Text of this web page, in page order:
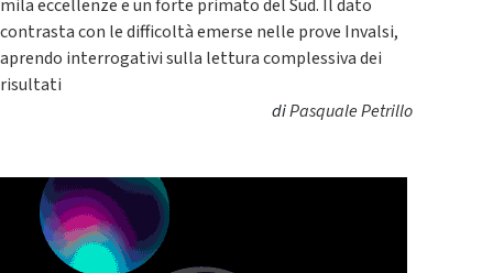
mila eccellenze e un forte primato del Sud. Il dato
contrasta con le difficoltà emerse nelle prove Invalsi,
aprendo interrogativi sulla lettura complessiva dei
risultati
diPasquale Petrillo